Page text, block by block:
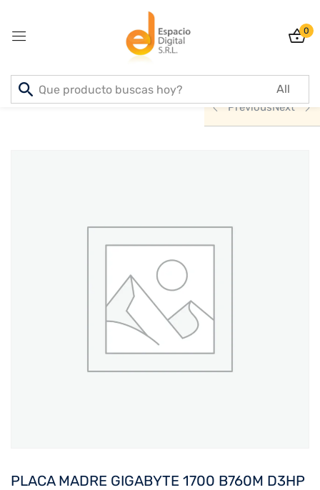
0
Inicio PRODUCTOS
INFORMATICA
PreviousNext
PLACA MADRE GIGABYTE 1700 B760M D3HP
Sign in
Create an account